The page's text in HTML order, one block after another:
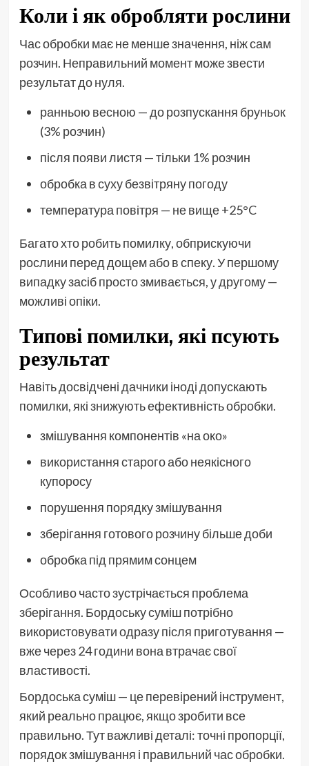
Коли і як обробляти рослини
Час обробки має не менше значення, ніж сам
розчин. Неправильний момент може звести
результат до нуля.
ранньою весною — до розпускання бруньок
(3% розчин)
після появи листя — тільки 1% розчин
обробка в суху безвітряну погоду
температура повітря — не вище +25°C
Багато хто робить помилку, обприскуючи
рослини перед дощем або в спеку. У першому
випадку засіб просто змивається, у другому —
можливі опіки.
Типові помилки, які псують
результат
Навіть досвідчені дачники іноді допускають
помилки, які знижують ефективність обробки.
змішування компонентів «на око»
використання старого або неякісного
купоросу
порушення порядку змішування
зберігання готового розчину більше доби
обробка під прямим сонцем
Особливо часто зустрічається проблема
зберігання. Бордоську суміш потрібно
використовувати одразу після приготування —
вже через 24 години вона втрачає свої
властивості.
Бордоська суміш — це перевірений інструмент,
який реально працює, якщо зробити все
правильно. Тут важливі деталі: точні пропорції,
порядок змішування і правильний час обробки.